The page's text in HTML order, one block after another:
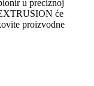
u preciznoj
će
proizvodne